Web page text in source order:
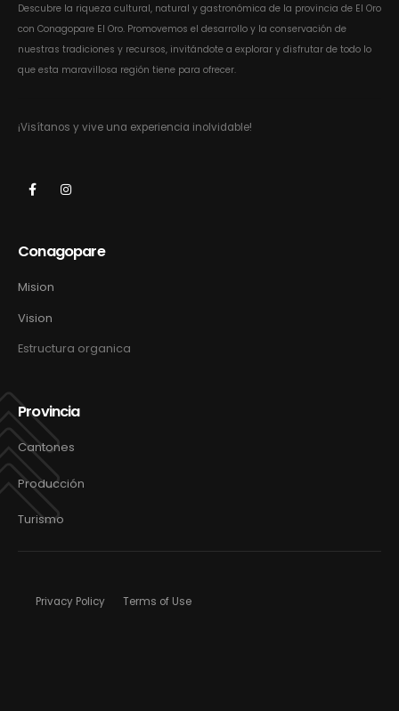
Descubre la riqueza cultural, natural y gastronómica de la provincia de El Oro
con Conagopare El Oro. Promovemos el desarrollo y la conservación de
nuestras tradiciones y recursos, invitándote a explorar y disfrutar de todo lo
que esta maravillosa región tiene para ofrecer.
¡Visítanos y vive una experiencia inolvidable!
Conagopare
Mision
Vision
Estructura organica
Provincia
Cantones
Producción
Turismo
Privacy Policy Terms of Use